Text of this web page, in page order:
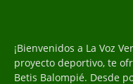
¡Bienvenidos a La Voz
proyecto deportivo, te
Betis Balompié. Desde